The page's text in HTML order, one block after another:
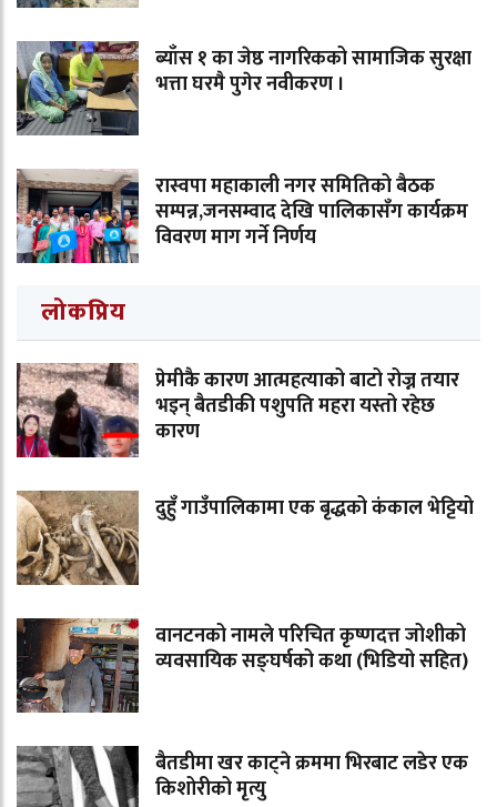
ब्याँस १ का जेष्ठ नागरिकको सामाजिक सुरक्षा
भत्ता घरमै पुगेर नवीकरण ।
रास्वपा महाकाली नगर समितिको बैठक
सम्पन्न,जनसम्वाद देखि पालिकासँग कार्यक्रम
विवरण माग गर्ने निर्णय
लोकप्रिय
प्रेमीकै कारण आत्महत्याको बाटो रोज्न तयार
भइन् बैतडीकी पशुपति महरा यस्तो रहेछ
कारण
दुहुँ गाउँपालिकामा एक बृद्धको कंकाल भेट्टियो
वानटनको नामले परिचित कृष्णदत्त जोशीको
व्यवसायिक सङ्घर्षको कथा (भिडियो सहित)
बैतडीमा खर काट्ने क्रममा भिरबाट लडेर एक
किशोरीको मृत्यु